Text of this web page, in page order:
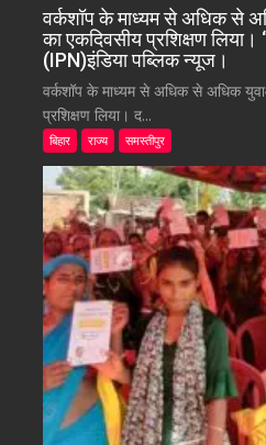
वर्कशॉप के माध्यम से अधिक से
का एकदिवसीय प्रशिक्षण
(IPN)इंडिया पब्लिक न्यूज।
वर्कशॉप के माध्यम से अधिक से अधिक
प्रशिक्षण लिया। द...
बिहार राज्य समस्तीपुर